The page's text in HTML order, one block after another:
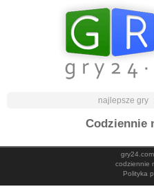
najlepsze gry
Codziennie
codziennie
Polityka